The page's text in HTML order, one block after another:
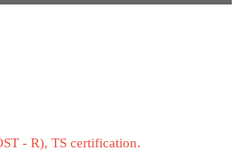
- R), TS certification.